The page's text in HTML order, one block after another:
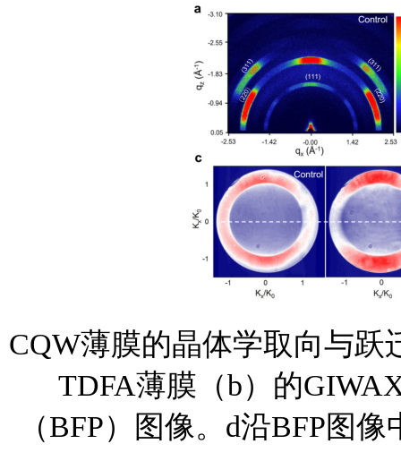
CQW薄膜的晶体学取向与跃
TDFA薄膜（b）的
（BFP）图像。d沿BFP图